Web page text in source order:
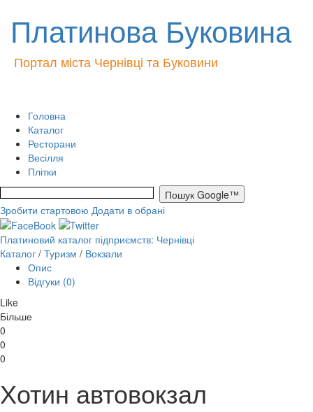
Платинова Буковина
Портал міста Чернівці та Буковини
Головна
Каталог
Ресторани
Весілля
Плітки
Зробити стартовою Додати в обрані
Платиновий каталог підприємств: Чернівці
Каталог / Туризм / Вокзали
Опис
Відгуки (0)
Like
Більше
0
0
0
Хотин автовокзал